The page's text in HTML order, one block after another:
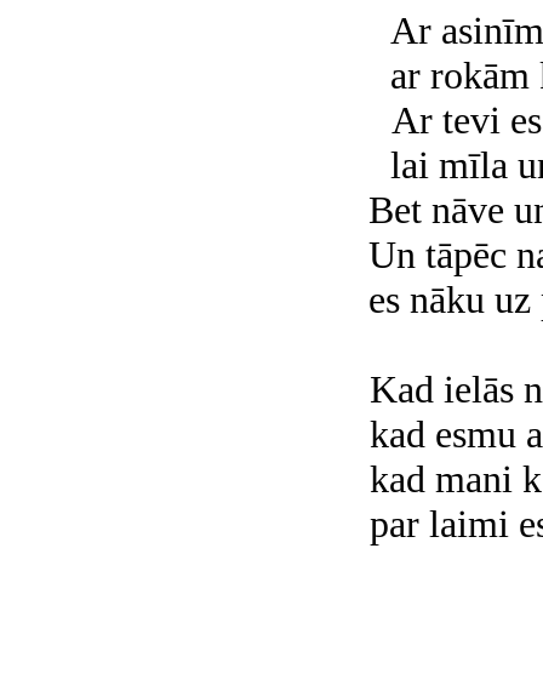
Ar
ar
Ar tevi
lai mīla
Bet nāve
Un tāpēc
es nāku
Kad ielās
kad esmu
kad mani
par laimi